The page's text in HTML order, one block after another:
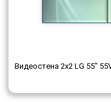
Видеостена 2x2 LG 55"